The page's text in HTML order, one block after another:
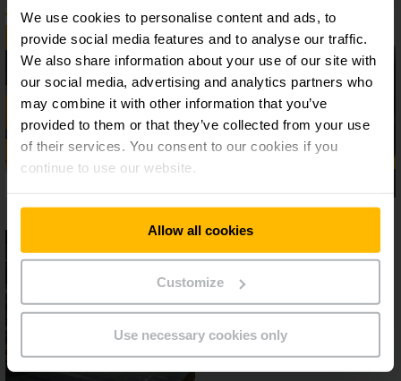
We use cookies to personalise content and ads, to
provide social media features and to analyse our traffic.
We also share information about your use of our site with
our social media, advertising and analytics partners who
may combine it with other information that you’ve
provided to them or that they’ve collected from your use
of their services. You consent to our cookies if you
continue to use our website.
Allow all cookies
Customize
Use necessary cookies only